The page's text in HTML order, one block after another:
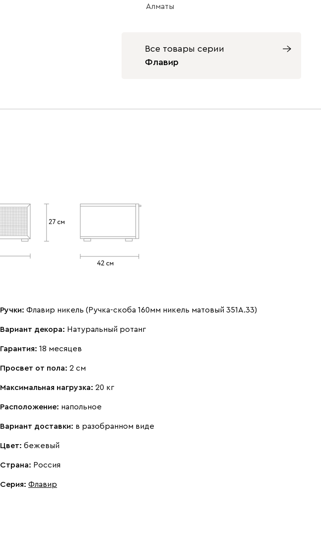
Алматы
Все товары серии
Флавир
Ручки: Флавир никель (Ручка-скоба 160мм никель матовый 351А.33)
Вариант декора: Натуральный ротанг
Гарантия: 18 месяцев
Просвет от пола: 2 см
Максимальная нагрузка: 20 кг
Расположение: напольное
Вариант доставки: в разобранном виде
Цвет: бежевый
Страна: Россия
Серия: Флавир